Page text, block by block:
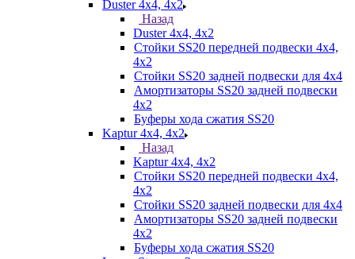
Duster 4х4, 4x2
Назад
Duster 4х4, 4x2
Стойки SS20 передней подвески 4х4,
4x2
Стойки SS20 задней подвески для 4х4
Амортизаторы SS20 задней подвески
4х2
Буферы хода сжатия SS20
Kaptur 4х4, 4х2
Назад
Kaptur 4х4, 4х2
Стойки SS20 передней подвески 4х4,
4x2
Стойки SS20 задней подвески для 4х4
Амортизаторы SS20 задней подвески
4х2
Буферы хода сжатия SS20